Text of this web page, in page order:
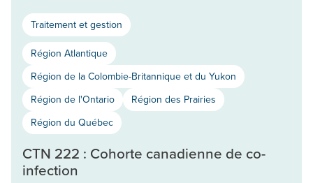
Traitement et gestion
Région Atlantique
Région de la Colombie-Britannique et du Yukon
Région de l'Ontario
Région des Prairies
Région du Québec
CTN 222 : Cohorte canadienne de co-
infection